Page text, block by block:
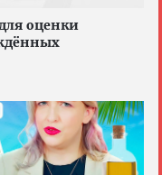
оценки